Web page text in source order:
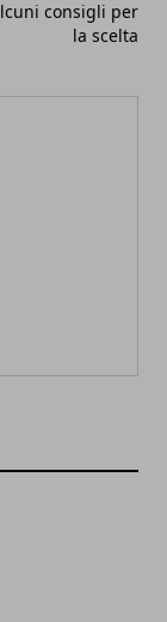
consigli per
la scelta